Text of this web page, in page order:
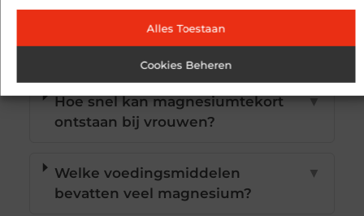
Alles Toestaan
Cookies Beheren
Kunnen medicijnen een
magnesiumtekort veroorzaken?
Hoe snel kan magnesiumtekort
ontstaan bij vrouwen?
▼
Welke voedingsmiddelen
bevatten veel magnesium?
▼